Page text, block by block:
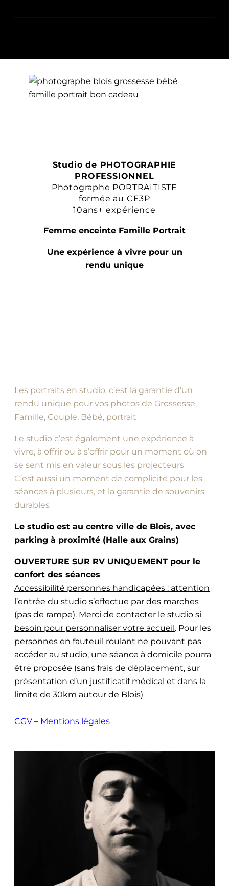
Studio de PHOTOGRAPHIE
PROFESSIONNEL
Photographe PORTRAITISTE
formée au CE3P
10ans+ expérience
Femme enceinte Famille Portrait
Une expérience à vivre pour un
rendu unique
Les portraits en studio, c’est la garantie d’un
rendu unique pour vos photos de Grossesse,
Famille, Couple, Bébé, portrait
Le studio c’est également une expérience à
vivre, à offrir ou à s’offrir pour un moment où on
se sent mis en valeur sous les projecteurs
C’est aussi un moment de complicité pour les
séances à plusieurs, et la garantie de souvenirs
durables
Le studio est au centre ville de Blois, avec
parking à proximité (Halle aux Grains)
OUVERTURE SUR RV UNIQUEMENT pour le
confort des séances
Accessibilité personnes handicapées : attention
l’entrée du studio s’effectue par des marches
(pas de rampe). Merci de contacter le studio si
besoin pour personnaliser votre accueil . Pour les
personnes en fauteuil roulant ne pouvant pas
accéder au studio, une séance à domicile pourra
être proposée (sans frais de déplacement, sur
présentation d’un justificatif médical et dans la
limite de 30km autour de Blois)
CGV – Mentions légales